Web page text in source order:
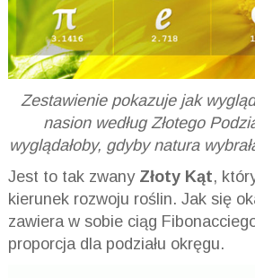
Zestawienie pokazuje jak
nasion według Złotego
wyglądałoby, gdyby natura
Jest to tak zwany Złoty Kąt,
kierunek rozwoju roślin. Jak się
zawiera w sobie ciąg
proporcja dla podziału okręgu.